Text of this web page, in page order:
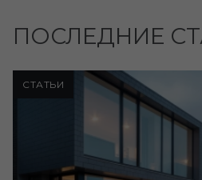
ПОСЛЕДНИЕ
СТАТЬИ